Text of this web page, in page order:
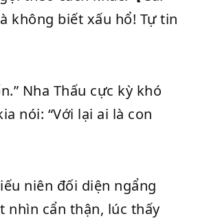
không biết xấu hổ! Tự tin
Nha Thấu cực kỳ khó
nói: “Với lại ai là con
niên đối diện ngẩng
nhìn cẩn thận, lúc thấy